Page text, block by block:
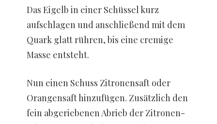
Das Eigelb in einer Schüssel kurz
aufschlagen und anschließend mit dem
Quark glatt rühren, bis eine cremige
Masse entsteht.
Nun einen Schuss Zitronensaft oder
Orangensaft hinzufügen. Zusätzlich den
fein abgeriebenen Abrieb der Zitronen-